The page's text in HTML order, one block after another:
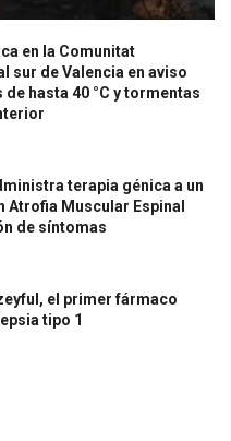
en la Comunitat
sur de Valencia en aviso
hasta 40 °C y tormentas
terapia génica a un
Atrofia Muscular Espinal
de síntomas
el primer fármaco
tipo 1